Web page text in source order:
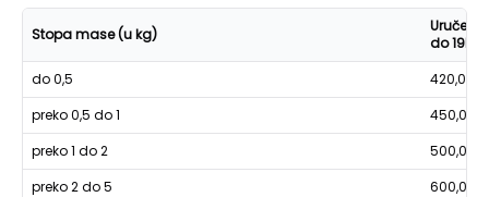
Stopa mase (u kg)
Uručenje
do 19h
do 0,5
420,00
preko 0,5 do 1
450,00
preko 1 do 2
500,00
preko 2 do 5
600,00